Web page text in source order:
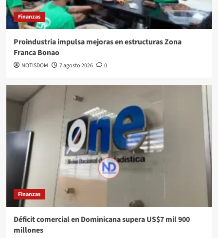
Finanzas
Proindustria impulsa mejoras en estructuras Zona
Franca Bonao
NOTISDOM 7 agosto 2026 0
Finanzas
Déficit comercial en Dominicana supera US$7 mil 900
millones